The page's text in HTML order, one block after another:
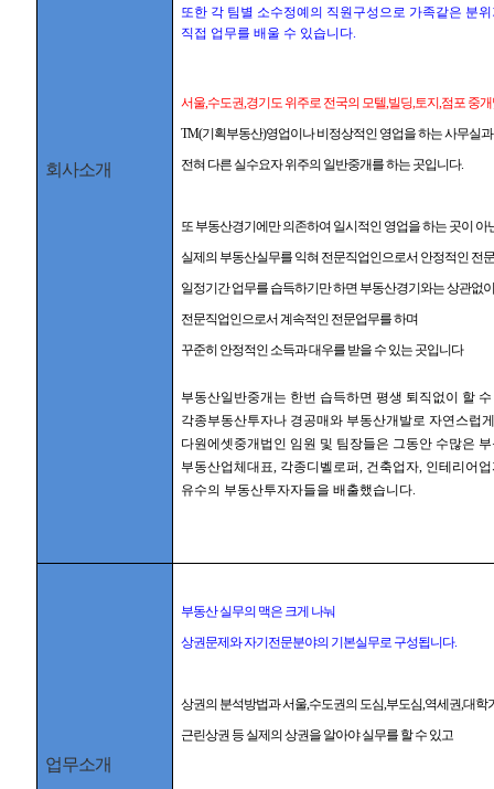
회사소개
또한 각 팀별 소수정예의 직원구성으로 가족같은 분
직접 업무를 배울 수 있습니다.
서울,수도권,경기도 위주로 전국의 모텔,빌딩,토지,점포 중
TM(기획부동산)영업이나 비정상적인 영업을 하는 사무실
전혀 다른 실수요자 위주의 일반중개를 하는 곳입니다.
또 부동산경기에만 의존하여 일시적인 영업을 하는 곳이 아
실제의 부동산실무를 익혀 전문직업인으로서 안정적인 전
일정기간 업무를 습득하기만 하면 부동산경기와는 상관없이
전문직업인으로서 계속적인 전문업무를 하며
꾸준히 안정적인 소득과 대우를 받을 수 있는 곳입니다
부동산일반중개는 한번 습득하면 평생 퇴직없이 할
각종부동산투자나 경공매와 부동산개발로 자연스럽
다원에셋중개법인 임원 및 팀장들은 그동안 수많은
부동산업체대표, 각종디벨로퍼, 건축업자, 인테리어
유수의 부동산투자자들을 배출했습니다.
업무소개
부동산 실무의 맥은 크게 나눠
상권문제와 자기전문분야의 기본실무로 구성됩니다.
상권의 분석방법과 서울,수도권의 도심,부도심,역세권,대학
근린상권 등 실제의 상권을 알아야 실무를 할 수 있고